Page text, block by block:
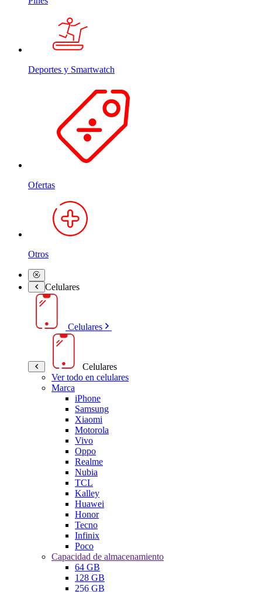
Deportes y Smartwatch
Ofertas
Otros
Celulares
Celulares
Celulares
Ver todo en celulares
Marca
iPhone
Samsung
Xiaomi
Motorola
Vivo
Oppo
Realme
Nubia
TCL
Kalley
Huawei
Honor
Tecno
Infinix
Poco
Capacidad de almacenamiento
64 GB
128 GB
256 GB